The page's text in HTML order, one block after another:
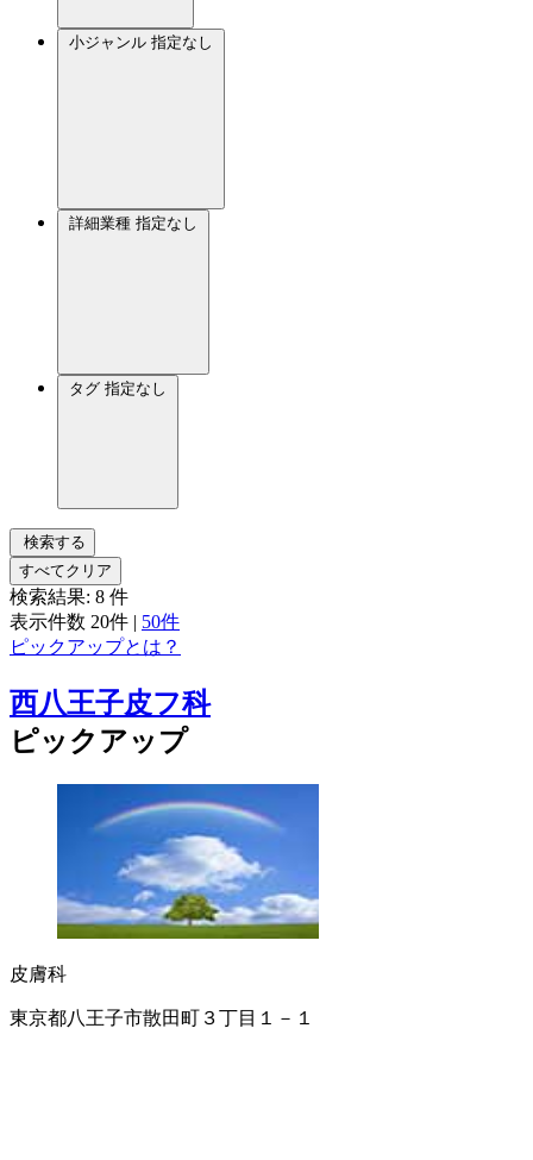
小ジャンル 指定なし
詳細業種 指定なし
タグ 指定なし
検索する
すべてクリア
検索結果: 8 件
表示件数 20件 | 50件
ピックアップとは？
西八王子皮フ科
ピックアップ
皮膚科
東京都八王子市散田町３丁目１－１